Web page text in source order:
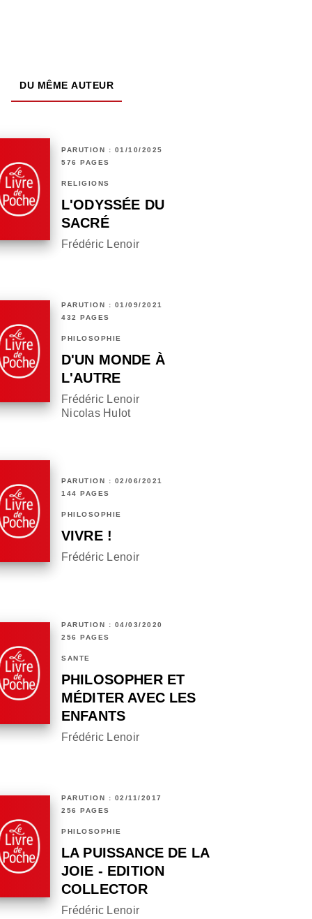
DU MÊME AUTEUR
PARUTION : 01/10/2025
576 PAGES
RELIGIONS
L'ODYSSÉE DU
SACRÉ
Frédéric Lenoir
PARUTION : 01/09/2021
432 PAGES
PHILOSOPHIE
D'UN MONDE À
L'AUTRE
Frédéric Lenoir
Nicolas Hulot
PARUTION : 02/06/2021
144 PAGES
PHILOSOPHIE
VIVRE !
Frédéric Lenoir
PARUTION : 04/03/2020
256 PAGES
SANTÉ
PHILOSOPHER ET
MÉDITER AVEC LES
ENFANTS
Frédéric Lenoir
PARUTION : 02/11/2017
256 PAGES
PHILOSOPHIE
LA PUISSANCE DE LA
JOIE - EDITION
COLLECTOR
Frédéric Lenoir